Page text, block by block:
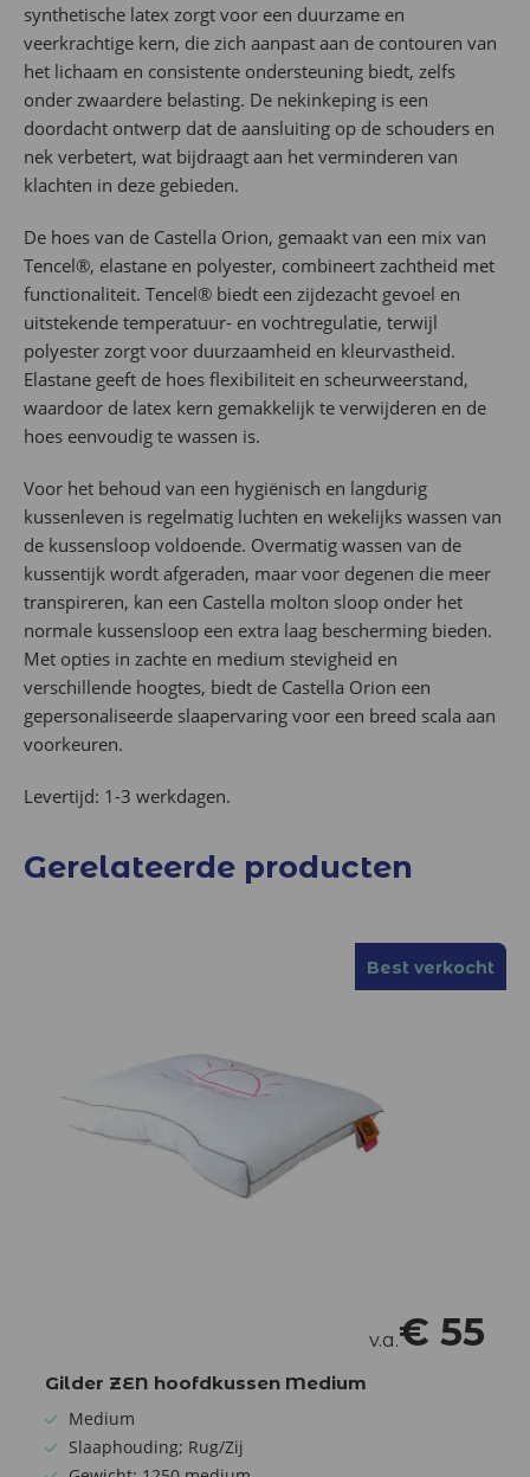
synthetische latex zorgt voor een duurzame en
veerkrachtige kern, die zich aanpast aan de contouren van
het lichaam en consistente ondersteuning biedt, zelfs
onder zwaardere belasting. De nekinkeping is een
doordacht ontwerp dat de aansluiting op de schouders en
nek verbetert, wat bijdraagt aan het verminderen van
klachten in deze gebieden.
De hoes van de Castella Orion, gemaakt van een mix van
Tencel®, elastane en polyester, combineert zachtheid met
functionaliteit. Tencel® biedt een zijdezacht gevoel en
uitstekende temperatuur- en vochtregulatie, terwijl
polyester zorgt voor duurzaamheid en kleurvastheid.
Elastane geeft de hoes flexibiliteit en scheurweerstand,
waardoor de latex kern gemakkelijk te verwijderen en de
hoes eenvoudig te wassen is.
Voor het behoud van een hygiënisch en langdurig
kussenleven is regelmatig luchten en wekelijks wassen van
de kussensloop voldoende. Overmatig wassen van de
kussentijk wordt afgeraden, maar voor degenen die meer
transpireren, kan een Castella molton sloop onder het
normale kussensloop een extra laag bescherming bieden.
Met opties in zachte en medium stevigheid en
verschillende hoogtes, biedt de Castella Orion een
gepersonaliseerde slaapervaring voor een breed scala aan
voorkeuren.
Levertijd: 1-3 werkdagen.
Gerelateerde producten
Best verkocht
Best verkocht
v.a.€ 55
Gilder ZEN hoofdkussen Medium
Medium
Slaaphouding; Rug/Zij